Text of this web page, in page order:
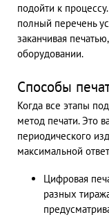
подойти к
полный перечень
заканчивая
оборудовании.
Способы
Когда все этапы
метод печати. Это
периодического
максимальной
Цифровая
разных